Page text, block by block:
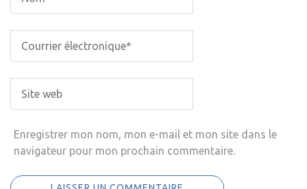
Enregistrer mon nom, mon e-mail et mon site dans le
navigateur pour mon prochain commentaire.